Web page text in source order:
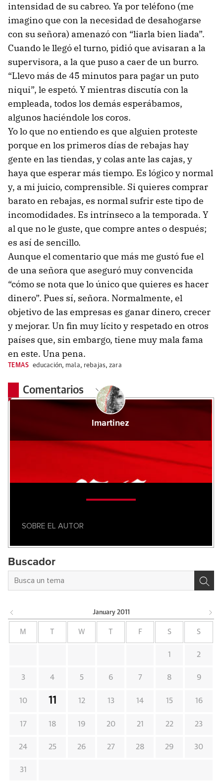
intensidad de su cabreo. Ya por teléfono (me
imagino que con la necesidad de desahogarse
con su señora) amenazó con “liarla bien liada”.
Cuando le llegó el turno, pidió que avisaran a la
supervisora, a la que puso a caer de un burro.
“Llevo más de 45 minutos para pagar un puto
niqui”, le espetó. Y mientras discutía con la
empleada, todos los demás esperábamos,
algunos haciéndole los coros.
Yo lo que no entiendo es que alguien proteste
porque en los primeros días de rebajas hay
gente en las tiendas, y colas ante las cajas, y
haya que esperar más tiempo. Es lógico y normal
y, a mi juicio, comprensible. Si quieres comprar
barato en rebajas, es normal sufrir este tipo de
incomodidades. Es intrínseco a la temporada. Y
al que no le guste, que compre antes o después;
es así de sencillo.
Aunque el comentario que más me gustó fue el
de una señora que aseguró muy convencida
“cómo se nota que lo único que quieres es hacer
dinero”. Pues sí, señora. Normalmente, el
objetivo de las empresas es ganar dinero, crecer
y mejorar. Un fin muy lícito y respetado en otros
países que, sin embargo, tiene muy mala fama
en este. Una pena.
TEMAS educación, mala, rebajas,zara
Comentarios
lmartinez
SOBRE EL AUTOR
Buscador
January 2011
M W F S S
1 2
3 4 5 6 7 8 9
10 11 12 13 14 15 16
17 18 19 20 21 22 23
24 25 26 27 28 29 30
31